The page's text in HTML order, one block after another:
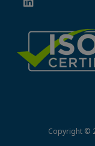
Copyright ©